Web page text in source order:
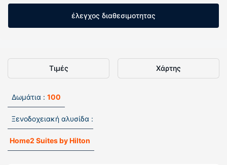
έλεγχος διαθεσιμοτητας
Τιμές Χάρτης
Δωμάτια : 100
Ξενοδοχειακή αλυσίδα :
Home2 Suites by Hilton